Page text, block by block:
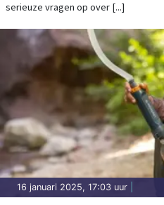
serieuze vragen op over [...]
16 januari 2025, 17:03 uur